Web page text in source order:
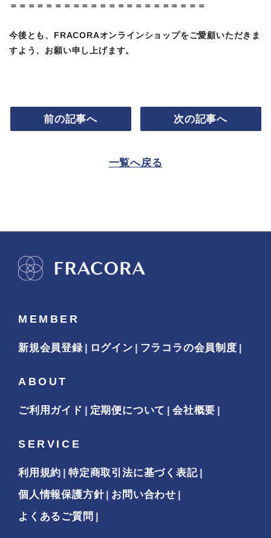
＝＝＝＝＝＝＝＝＝＝＝＝＝＝＝＝＝＝＝＝＝＝
今後とも、FRACORAオンラインショップをご愛顧いただきま
すよう、お願い申し上げます。
前の記事へ
一覧へ戻る
次の記事へ
MEMBER
新規会員登録 ログイン フラコラの会員制度
ABOUT
ご利用ガイド 定期便について 会社概要
SERVICE
利用規約
特定商取引法に基づく表記
個人情報保護方針
お問い合わせ
よくあるご質問